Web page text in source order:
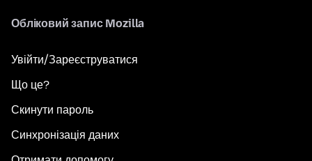
Обліковий запис Mozilla
Увійти/Зареєструватися
Що це?
Скинути пароль
Синхронізація даних